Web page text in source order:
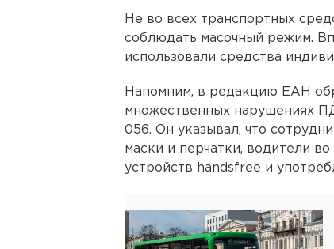
Не во всех транспортных
соблюдать масочный режим.
использовали средства
Напомним, в редакцию ЕАН
множественных нарушениях
056. Он указывал, что
маски и перчатки, водители
устройств handsfree и